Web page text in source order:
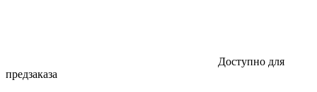
Доступно для
предзаказа